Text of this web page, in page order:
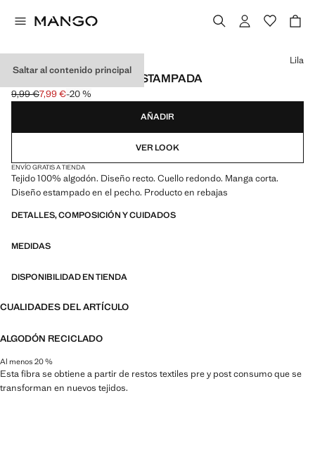
Saltar al contenido principal
CAMISETA ALGODÓN ESTAMPADA
Precio inicial tachado [9,99 € ]
9,99 €
Precio actual [7,99 € ]
7,99 €-20 %
Selecciona un color
Lila
AÑADIR
VER LOOK
ENVÍO GRATIS A TIENDA
Tejido 100% algodón. Diseño recto. Cuello redondo. Manga corta.
Diseño estampado en el pecho. Producto en rebajas
DETALLES, COMPOSICIÓN Y CUIDADOS
MEDIDAS
DISPONIBILIDAD EN TIENDA
CUALIDADES DEL ARTÍCULO
ALGODÓN RECICLADO
Al menos 20 %
Esta fibra se obtiene a partir de restos textiles pre y post consumo que se
transforman en nuevos tejidos.